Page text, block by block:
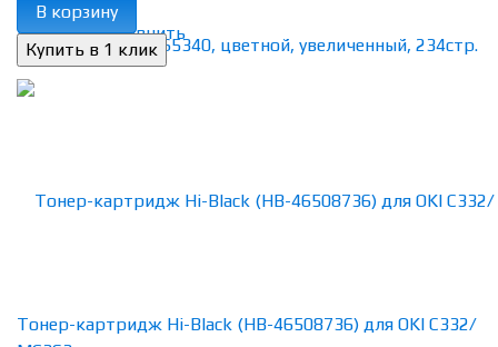
избранное сравнить
В корзину
Тонер-картридж Hi-Black (HB-46508736) для OKI C332/